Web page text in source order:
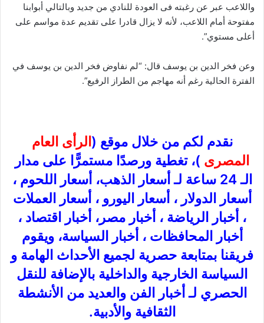
واللاعب عبر عن رغبته فى العودة للنادي من جديد وبالتالي أبوابنا
مفتوحة أمام اللاعب، لأنه لا يزال قادرا على تقديم عدة مواسم على
أعلى مستوي”.
وعن فخر الدين بن يوسف قال: “لم نفاوض فخر الدين بن يوسف في
الفترة الحالية رغم أنه مهاجم من الطراز الرفيع”.
نقدم لكم من خلال موقع (الرأى العام
المصرى )، تغطية ورصدًا مستمرًّا على مدار
الـ 24 ساعة لـ أسعار الذهب، أسعار اللحوم ،
أسعار الدولار ، أسعار اليورو ، أسعار العملات
، أخبار الرياضة ، أخبار مصر، أخبار اقتصاد ،
أخبار المحافظات ، أخبار السياسة، ويقوم
فريقنا بمتابعة حصرية لجميع الأحداث الهامة و
السياسة الخارجية والداخلية بالإضافة للنقل
الحصري لـ أخبار الفن والعديد من الأنشطة
الثقافية والأدبية.